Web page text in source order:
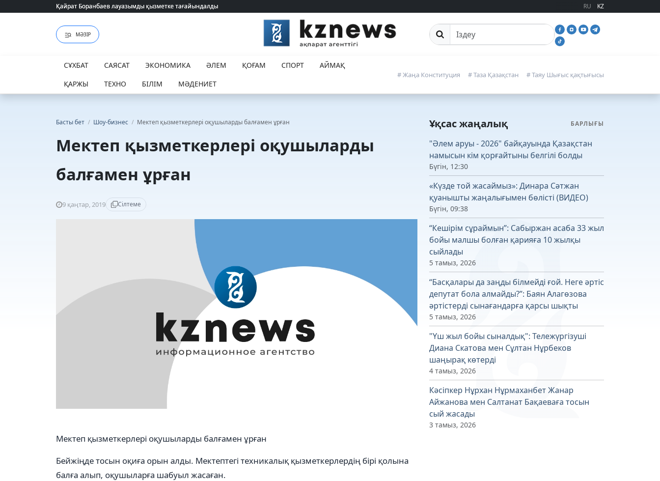
Қайрат Боранбаев лауазымды қызметке тағайындалды
Қайрат Боранбаев лауазымды қызметке тағайындалды RU KZ
МӘЗІР Сайттан іздеу
СҰХБАТ САЯСАТ ЭКОНОМИКА ӘЛЕМ ҚОҒАМ СПОРТ
АЙМАҚ
ҚАРЖЫ
ТЕХНО БІЛІМ МӘДЕНИЕТ
# Жаңа Конституция # Таза Қазақстан # Таяу Шығыс қақтығысы
Басты бет / Шоу-бизнес / Мектеп қызметкерлері оқушыларды балғамен ұрған
Мектеп қызметкерлері оқушыларды
балғамен ұрған
9 қаңтар, 2019 Сілтеме
Мектеп қызметкерлері оқушыларды балғамен ұрған
Бейжіңде тосын оқиға орын алды. Мектептегі техникалық қызметкерлердің бірі қолына
балға алып, оқушыларға шабуыл жасаған.
Ұқсас жаңалық БАРЛЫҒЫ
"Әлем аруы - 2026" байқауында Қазақстан
намысын кім қорғайтыны белгілі болды
Бүгін, 12:30
«Күзде той жасаймыз»: Динара Сәтжан
қуанышты жаңалығымен бөлісті (ВИДЕО)
Бүгін, 09:38
“Кешірім сұраймын”: Сабыржан асаба 33 жыл
бойы малшы болған қарияға 10 жылқы
сыйлады
5 тамыз, 2026
“Басқалары да заңды білмейді ғой. Неге әртіс
депутат бола алмайды?”: Баян Алагөзова
әртістерді сынағандарға қарсы шықты
5 тамыз, 2026
"Үш жыл бойы сыналдық": Тележүргізуші
Диана Скатова мен Сұлтан Нұрбеков
шаңырақ көтерді
4 тамыз, 2026
Кәсіпкер Нұрхан Нұрмаханбет Жанар
Айжанова мен Салтанат Бақаеваға тосын
сый жасады
3 тамыз, 2026